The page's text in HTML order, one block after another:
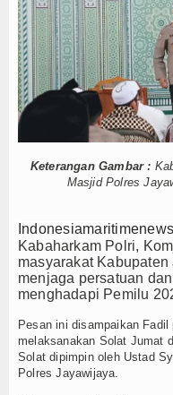
Hankam
Hukum
Internasional
Kelautan dan Perikanan
Kesehatan
Logistik
Maritim
Nasional
News
Perlindungan Nyawa
Peti Kemas Ekspor
Merah Putih
Lawan Pinjol Ilegal
IPC TPK-Kejari Jakut
Harley Pretelan dari
Perlindungan Nyawa
Belitung
Merah Putih
Keterangan Gambar :
Masjid Polres
Kabaharkam Polri,
masyarakat
menjaga persatuan
menghadapi Pemilu
Pesan ini disampaikan
melaksanakan Solat Jumat
Solat dipimpin oleh Ustad
Polres Jayawijaya.